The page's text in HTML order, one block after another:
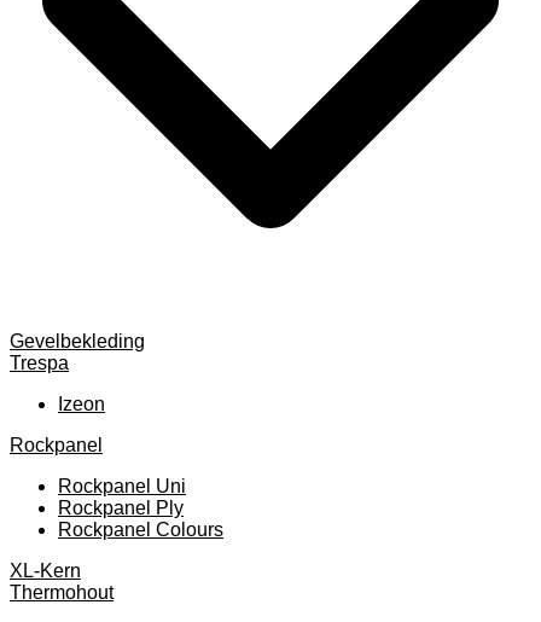
Gevelbekleding
Trespa
Izeon
Rockpanel
Rockpanel Uni
Rockpanel Ply
Rockpanel Colours
XL-Kern
Thermohout